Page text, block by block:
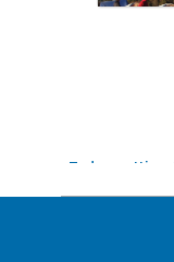
Todos os
Entre em